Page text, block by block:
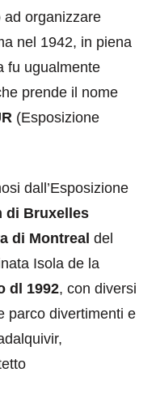
ad organizzare
nel 1942, in piena
fu ugualmente
prende il nome
(Esposizione
dall’Esposizione
di Bruxelles
di Montreal del
Isola de la
dl 1992, con diversi
parco divertimenti e